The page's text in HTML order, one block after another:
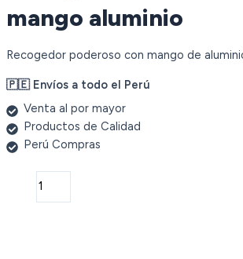
mango aluminio
Recogedor poderoso con mango de
🇵🇪 Envíos a todo el Perú
Venta al por mayor
Productos de Calidad
Perú Compras
Recogedor